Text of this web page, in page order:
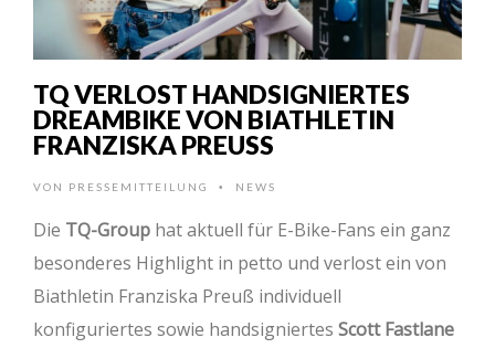
TQ VERLOST HANDSIGNIERTES
DREAMBIKE VON BIATHLETIN
FRANZISKA PREUSS
VON PRESSEMITTEILUNG • NEWS
Die TQ-Group hat aktuell für E-Bike-Fans ein ganz
besonderes Highlight in petto und verlost ein von
Biathletin Franziska Preuß individuell
konfiguriertes sowie handsigniertes Scott Fastlane